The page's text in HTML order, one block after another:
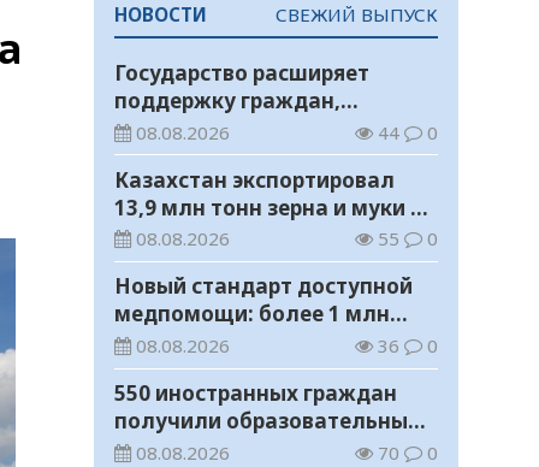
НОВОСТИ СВЕЖИЙ ВЫПУСК
Государство расширяет
поддержку граждан,
переезжающих в новые
регионы для работы
08.08.2026 44 0
Казахстан экспортировал
13,9 млн тонн зерна и муки в
зерновом эквиваленте
08.08.2026 55 0
Новый стандарт доступной
медпомощи: более 1 млн
казахстанцев получили
телемедицинские услуги
08.08.2026 36 0
550 иностранных граждан
получили образовательные
гранты для обучения в
08.08.2026 70 0